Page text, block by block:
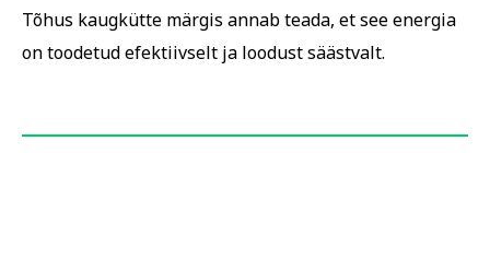
Tõhus kaugkütte märgis annab teada, et see energia
on toodetud efektiivselt ja loodust säästvalt.